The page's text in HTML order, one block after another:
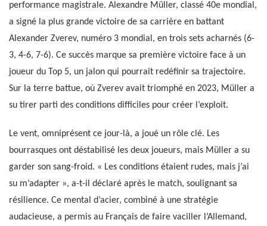
performance magistrale. Alexandre Müller, classé 40e mondial,
a signé la plus grande victoire de sa carrière en battant
Alexander Zverev, numéro 3 mondial, en trois sets acharnés (6-
3, 4-6, 7-6). Ce succès marque sa première victoire face à un
joueur du Top 5, un jalon qui pourrait redéfinir sa trajectoire.
Sur la terre battue, où Zverev avait triomphé en 2023, Müller a
su tirer parti des conditions difficiles pour créer l’exploit.
Le vent, omniprésent ce jour-là, a joué un rôle clé. Les
bourrasques ont déstabilisé les deux joueurs, mais Müller a su
garder son sang-froid. « Les conditions étaient rudes, mais j’ai
su m’adapter », a-t-il déclaré après le match, soulignant sa
résilience. Ce mental d’acier, combiné à une stratégie
audacieuse, a permis au Français de faire vaciller l’Allemand,